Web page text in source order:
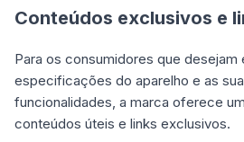
Conteúdos exclusivos e
Para os consumidores que desejam
especificações do aparelho e as
funcionalidades, a marca oferece
conteúdos úteis e links exclusivos.